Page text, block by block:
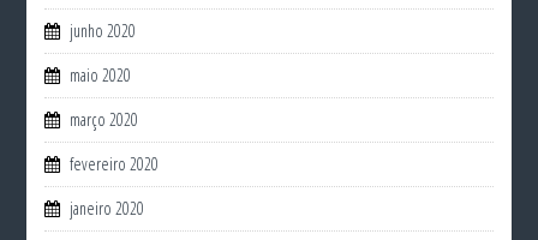
junho 2020
maio 2020
março 2020
fevereiro 2020
janeiro 2020